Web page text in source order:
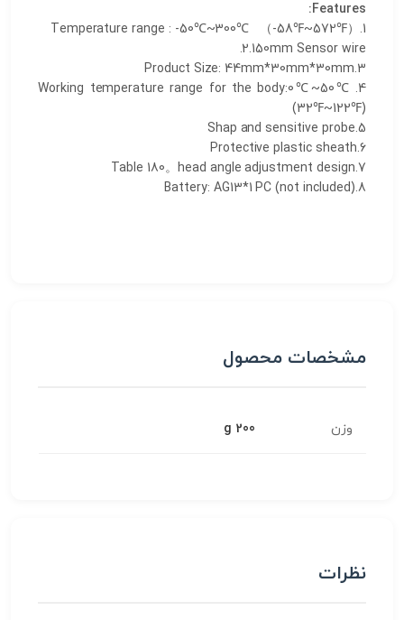
Features:
1.Temperature range : -50℃~300℃ （-58℉~572℉）
2.150mm Sensor wire.
3.Product Size: 44mm*30mm*30mm
4.Working temperature range for the body:0℃~50℃
(32℉~122℉)
5.Shap and sensitive probe
6.Protective plastic sheath
7.Table 180。head angle adjustment design
8.Battery: AG13*1 PC (not included)
مشخصات محصول
وزن 200 g
نظرات